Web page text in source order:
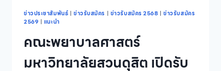
ประกอบ
การ
ภาค
ข่าวประชาสัมพันธ์ | ข่าวรับสมัคร | ข่าวรับสมัคร 2568 |ข่าวรับสมัคร
2569 | แนะนำ
คณะพยาบาลศาสตร์
มหาวิทยาลัยสวนดุสิต เปิดรับ